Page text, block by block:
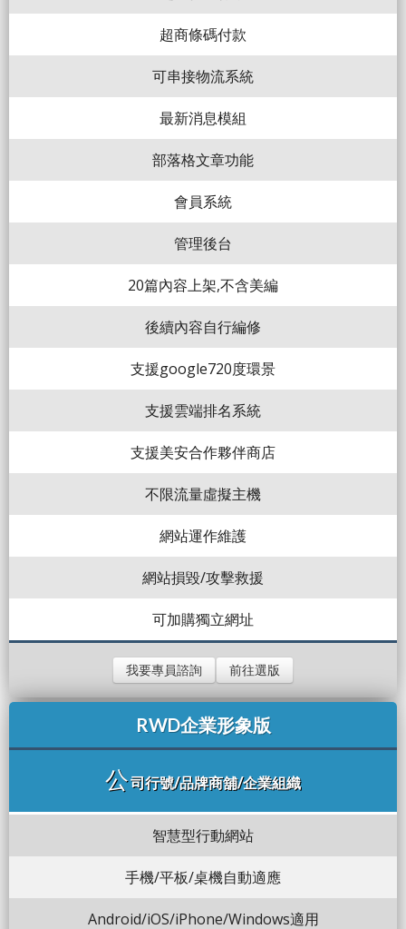
超商條碼付款
可串接物流系統
最新消息模組
部落格文章功能
會員系統
管理後台
20篇內容上架,不含美編
後續內容自行編修
支援google720度環景
支援雲端排名系統
支援美安合作夥伴商店
不限流量虛擬主機
網站運作維護
網站損毀/攻擊救援
可加購獨立網址
我要專員諮詢 前往選版
RWD企業形象版
公司行號/品牌商舖/企業組織
智慧型行動網站
手機/平板/桌機自動適應
Android/iOS/iPhone/Windows適用